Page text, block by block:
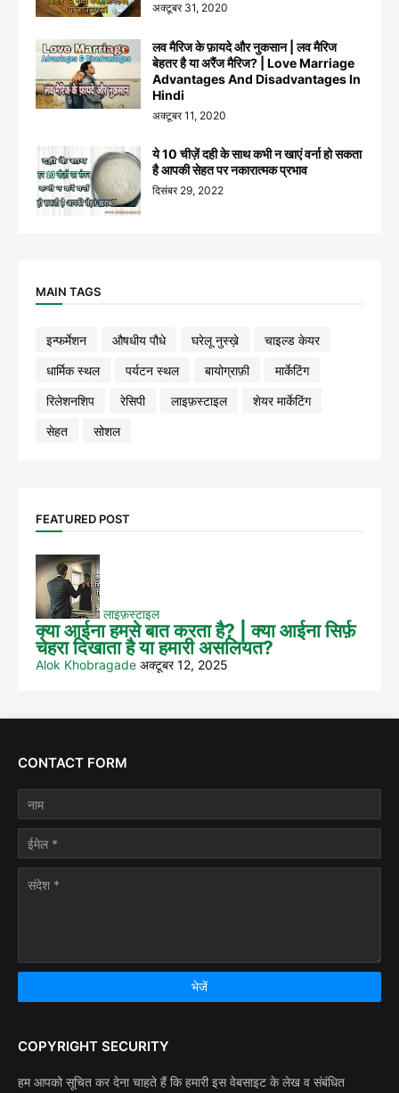
अक्टूबर 31, 2020
लव मैरिज के फ़ायदे और नुकसान | लव मैरिज
बेहतर है या अरैंज मैरिज? | Love Marriage
Advantages And Disadvantages In
Hindi
अक्टूबर 11, 2020
ये 10 चीज़ें दही के साथ कभी न खाएं वर्ना हो सकता
है आपकी सेहत पर नकारात्मक प्रभाव
दिसंबर 29, 2022
MAIN TAGS
इन्फर्मेशन औषधीय पौधे घरेलू नुस्ख़े
चाइल्ड केयर
धार्मिक स्थल
पर्यटन स्थल बायोग्राफ़ी
मार्केटिंग
रिलेशनशिप
रेसिपी लाइफ़स्टाइल
शेयर मार्केटिंग
सेहत
सोशल
FEATURED POST
लाइफ़स्टाइल
क्या आईना हमसे बात करता है? | क्या आईना सिर्फ़
चेहरा दिखाता है या हमारी असलियत?
Alok Khobragade अक्टूबर 12, 2025
CONTACT FORM
COPYRIGHT SECURITY
हम आपको सूचित कर देना चाहते हैं कि हमारी इस वेबसाइट के लेख व संबंधित